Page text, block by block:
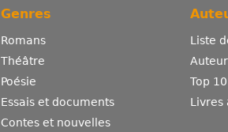
Genres
Romans
Théâtre
Poésie
Essais et documents
Contes et nouvelles
Liste
Top
Livres